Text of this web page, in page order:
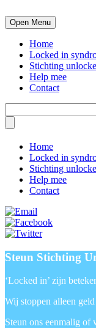
Open Menu
Home
Locked in
Stichting
Help mee
Contact
Home
Locked in
Stichting
Help mee
Contact
Steun Stichting
‘Locked in’ zijn
Wij stoppen alleen
Steun ons eenmalig